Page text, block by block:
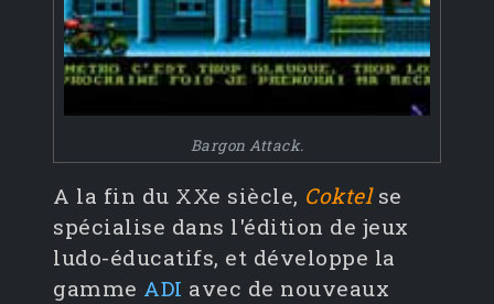
Bargon Attack.
A la fin du XXe siècle, Coktelse
spécialise dans l'édition de jeux
ludo-éducatifs, et développe la
gamme ADI avec de nouveaux